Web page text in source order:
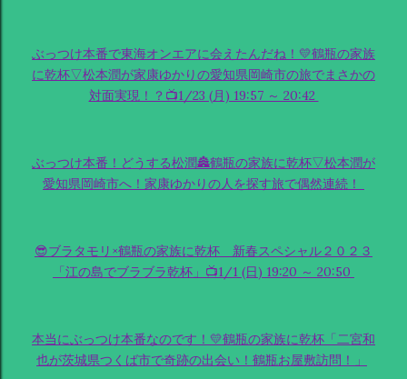
ぶっつけ本番で東海オンエアに会えたんだね！💛鶴瓶の家族
に乾杯▽松本潤が家康ゆかりの愛知県岡崎市の旅でまさかの
対面実現！？📺1/23 (月) 19:57 ～ 20:42
ぶっつけ本番！どうする松潤🏯鶴瓶の家族に乾杯▽松本潤が
愛知県岡崎市へ！家康ゆかりの人を探す旅で偶然連続！
😎ブラタモリ×鶴瓶の家族に乾杯 新春スペシャル２０２３
「江の島でブラブラ乾杯」📺1/1 (日) 19:20 ～ 20:50
本当にぶっつけ本番なのです！💛鶴瓶の家族に乾杯「二宮和
也が茨城県つくば市で奇跡の出会い！鶴瓶お屋敷訪問！」